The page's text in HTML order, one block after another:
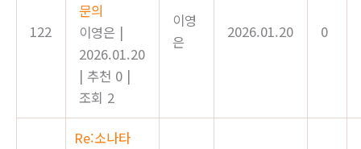
122
문의
이영은 |
2026.01.20
| 추천 0 |
조회 2
이영
은
2026.01.20 0
Re:소나타